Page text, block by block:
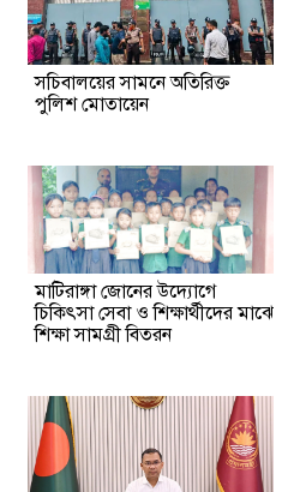
সচিবালয়ের সামনে অতিরিক্ত
পুলিশ মোতায়েন
মাটিরাঙ্গা জোনের উদ্যোগে
চিকিৎসা সেবা ও শিক্ষার্থীদের মাঝে
শিক্ষা সামগ্রী বিতরন